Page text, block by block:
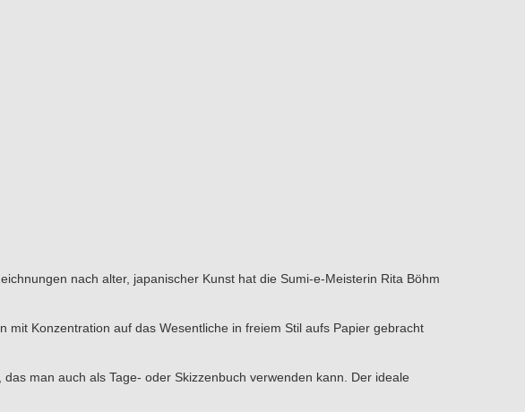
nach alter, japanischer Kunst hat die Sumi-e-Meisterin Rita Böhm
Konzentration auf das Wesentliche in freiem Stil aufs Papier gebracht
man auch als Tage- oder Skizzenbuch verwenden kann. Der ideale